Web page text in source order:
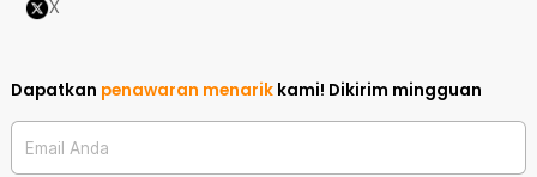
X
Dapatkan penawaran menarik kami! Dikirim mingguan
Email Anda